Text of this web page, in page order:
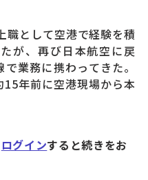
として空港で経験を積
が、再び日本航空に戻
業務に携わってきた。
年前に空港現場から本
ログインすると続きをお